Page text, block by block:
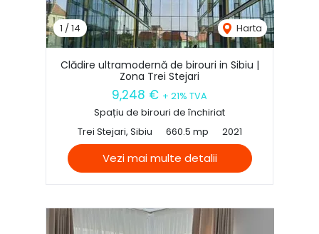
1 / 14 Harta
Clădire ultramodernă de birouri in Sibiu |
Zona Trei Stejari
9,248 € + 21% TVA
Spațiu de birouri de închiriat
Trei Stejari, Sibiu
660.5 mp 2021
Vezi mai multe detalii